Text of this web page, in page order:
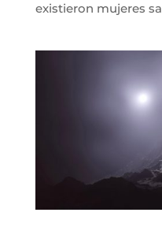
existieron mujeres